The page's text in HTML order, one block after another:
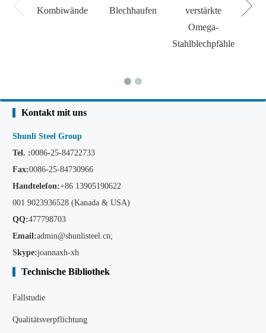
Kombiwände
Blechhaufen
verstärkte
Omega-
Stahlblechpfähle
Kontakt mit uns
Shunli Steel Group
Tel. :0086-25-84722733
Fax:0086-25-84730966
Handtelefon:+86 13905190622
001 9023936528 (Kanada & USA)
QQ:477798703
Email:admin@shunlisteel.cn;
Skype:joannaxh-xh
Technische Bibliothek
Fallstudie
Qualitätsverpflichtung